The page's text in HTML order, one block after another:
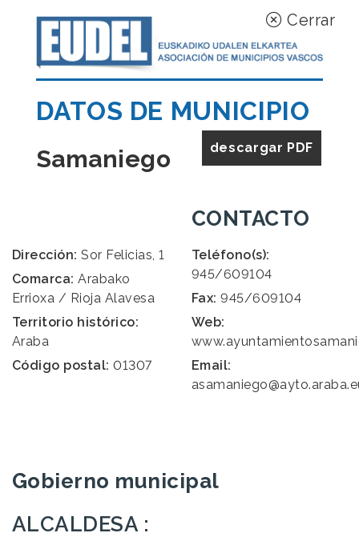
Cerrar
DATOS DE MUNICIPIO
descargar PDF
Samaniego
Dirección: Sor Felicias, 1
Comarca: Arabako
Errioxa / Rioja Alavesa
Territorio histórico:
Araba
Código postal: 01307
CONTACTO
Teléfono(s):
945/609104
Fax: 945/609104
Web:
Email:
Gobierno municipal
ALCALDESA :